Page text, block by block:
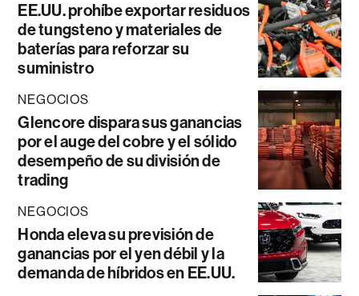
EE.UU. prohíbe exportar residuos
de tungsteno y materiales de
baterías para reforzar su
suministro
NEGOCIOS
Glencore dispara sus ganancias
por el auge del cobre y el sólido
desempeño de su división de
trading
NEGOCIOS
Honda eleva su previsión de
ganancias por el yen débil y la
demanda de híbridos en EE.UU.